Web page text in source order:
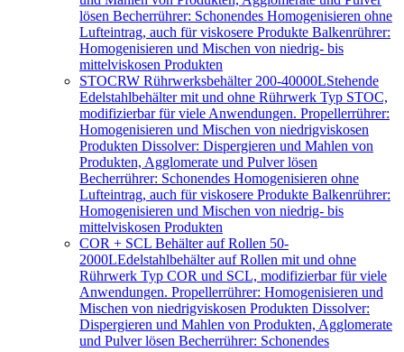
lösen Becherrührer: Schonendes Homogenisieren ohne
Lufteintrag, auch für viskosere Produkte Balkenrührer:
Homogenisieren und Mischen von niedrig- bis
mittelviskosen Produkten
STOCRW Rührwerksbehälter 200-40000LStehende
Edelstahlbehälter mit und ohne Rührwerk Typ STOC,
modifizierbar für viele Anwendungen. Propellerrührer:
Homogenisieren und Mischen von niedrigviskosen
Produkten Dissolver: Dispergieren und Mahlen von
Produkten, Agglomerate und Pulver lösen
Becherrührer: Schonendes Homogenisieren ohne
Lufteintrag, auch für viskosere Produkte Balkenrührer:
Homogenisieren und Mischen von niedrig- bis
mittelviskosen Produkten
COR + SCL Behälter auf Rollen 50-
2000LEdelstahlbehälter auf Rollen mit und ohne
Rührwerk Typ COR und SCL, modifizierbar für viele
Anwendungen. Propellerrührer: Homogenisieren und
Mischen von niedrigviskosen Produkten Dissolver:
Dispergieren und Mahlen von Produkten, Agglomerate
und Pulver lösen Becherrührer: Schonendes